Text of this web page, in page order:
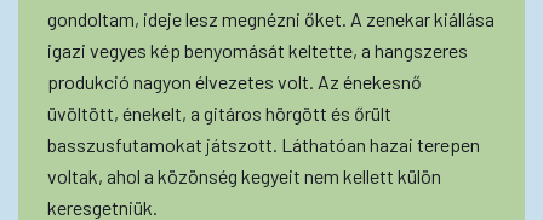
gondoltam, ideje lesz megnézni őket. A zenekar kiállása
igazi vegyes kép benyomását keltette, a hangszeres
produkció nagyon élvezetes volt. Az énekesnő
üvöltött, énekelt, a gitáros hörgött és őrült
basszusfutamokat játszott. Láthatóan hazai terepen
voltak, ahol a közönség kegyeit nem kellett külön
keresgetniük.